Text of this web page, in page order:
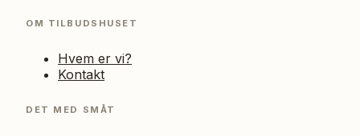
OM TILBUDSHUSET
Hvem er vi?
Kontakt
DET MED SMÅT